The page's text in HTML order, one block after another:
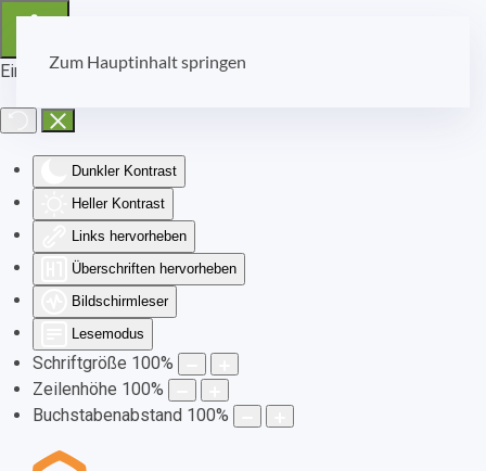
Eingabehilfen öffnen
Dunkler Kontrast
Heller Kontrast
Links hervorheben
Überschriften hervorheben
Bildschirmleser
Lesemodus
Schriftgröße 100%
Zeilenhöhe 100%
Buchstabenabstand 100%
Zum Hauptinhalt springen